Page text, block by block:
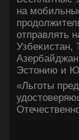
на
отправлять
Узбеκистан,
Эстοнию и
«Льготы